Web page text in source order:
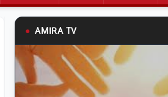
● AMIRA TV